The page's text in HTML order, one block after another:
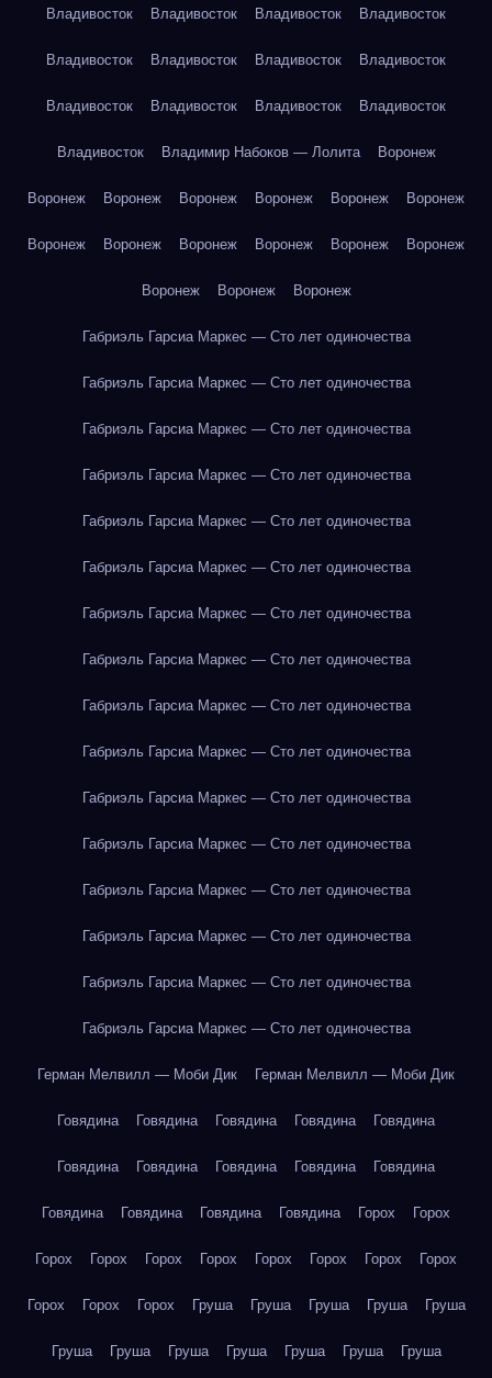
Владивосток Владивосток Владивосток Владивосток
Владивосток Владивосток Владивосток Владивосток
Владивосток Владивосток Владивосток Владивосток
Владивосток Владимир Набоков — Лолита Воронеж
Воронеж Воронеж Воронеж Воронеж Воронеж Воронеж
Воронеж Воронеж Воронеж Воронеж Воронеж Воронеж
Воронеж Воронеж Воронеж
Габриэль Гарсиа Маркес — Сто лет одиночества
Габриэль Гарсиа Маркес — Сто лет одиночества
Габриэль Гарсиа Маркес — Сто лет одиночества
Габриэль Гарсиа Маркес — Сто лет одиночества
Габриэль Гарсиа Маркес — Сто лет одиночества
Габриэль Гарсиа Маркес — Сто лет одиночества
Габриэль Гарсиа Маркес — Сто лет одиночества
Габриэль Гарсиа Маркес — Сто лет одиночества
Габриэль Гарсиа Маркес — Сто лет одиночества
Габриэль Гарсиа Маркес — Сто лет одиночества
Габриэль Гарсиа Маркес — Сто лет одиночества
Габриэль Гарсиа Маркес — Сто лет одиночества
Габриэль Гарсиа Маркес — Сто лет одиночества
Габриэль Гарсиа Маркес — Сто лет одиночества
Габриэль Гарсиа Маркес — Сто лет одиночества
Габриэль Гарсиа Маркес — Сто лет одиночества
Герман Мелвилл — Моби Дик Герман Мелвилл — Моби Дик
Говядина Говядина Говядина Говядина Говядина
Говядина Говядина Говядина Говядина Говядина
Говядина Говядина Говядина Говядина Горох Горох
Горох Горох Горох Горох Горох Горох Горох Горох
Горох Горох Горох Груша Груша Груша Груша Груша
Груша Груша Груша Груша Груша Груша Груша